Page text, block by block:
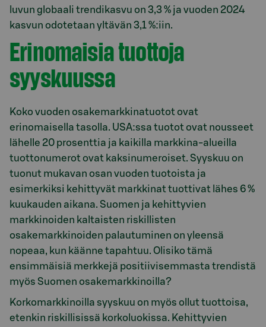
luvun globaali trendikasvu on 3,3 % ja vuoden 2024
kasvun odotetaan yltävän 3,1 %:iin.
Erinomaisia tuottoja
syyskuussa
Koko vuoden osakemarkkinatuotot ovat
erinomaisella tasolla. USA:ssa tuotot ovat nousseet
lähelle 20 prosenttia ja kaikilla markkina-alueilla
tuottonumerot ovat kaksinumeroiset. Syyskuu on
tuonut mukavan osan vuoden tuotoista ja
esimerkiksi kehittyvät markkinat tuottivat lähes 6 %
kuukauden aikana. Suomen ja kehittyvien
markkinoiden kaltaisten riskillisten
osakemarkkinoiden palautuminen on yleensä
nopeaa, kun käänne tapahtuu. Olisiko tämä
ensimmäisiä merkkejä positiivisemmasta trendistä
myös Suomen osakemarkkinoilla?
Korkomarkkinoilla syyskuu on myös ollut tuottoisa,
etenkin riskillisissä korkoluokissa. Kehittyvien